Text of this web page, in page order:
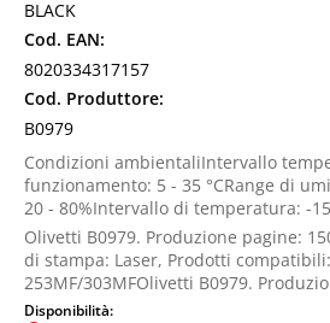
BLACK
Cod. EAN:
8020334317157
Cod. Produttore:
B0979
Condizioni ambientaliIntervallo
funzionamento: 5 - 35 °CRange di
20 - 80%Intervallo di temperatura: -
Olivetti B0979. Produzione pagine:
di stampa: Laser, Prodotti
253MF/303MFOlivetti B0979.
Disponibilità: